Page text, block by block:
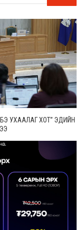
УХААЛАГ ХОТ” ЭДИЙН